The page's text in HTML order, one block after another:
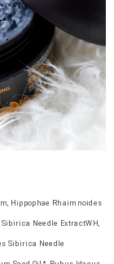
Hippophae Rhaimnoides
Needle ExtractWH,
Sibirica Needle